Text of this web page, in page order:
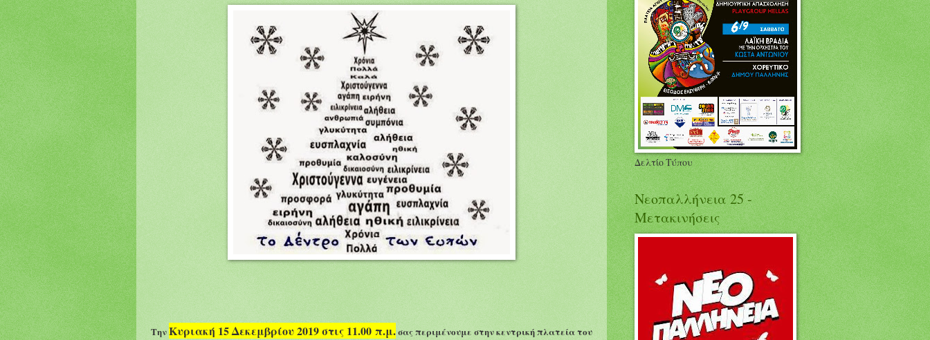
ΤηνΚυριακή 15 Δεκεμβρίου 2019 στις 11.00 π.μ.σας περιμένουμε στην κεντρική πλατεία του
Δελτίο Τύπου
Νεοπαλλήνεια 25 -
Μετακινήσεις